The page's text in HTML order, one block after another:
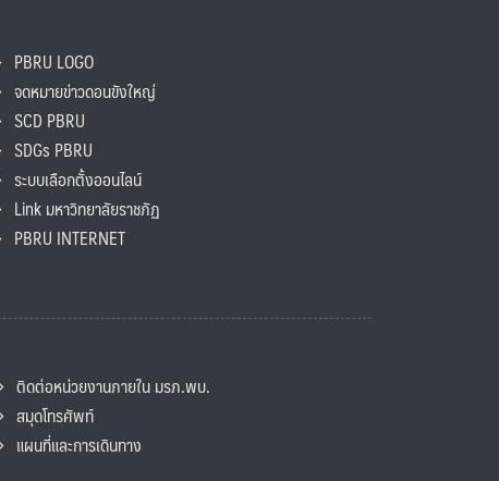
PBRU LOGO
จดหมายข่าวดอนขังใหญ่
SCD PBRU
SDGs PBRU
ระบบเลือกตั้งออนไลน์
Link มหาวิทยาลัยราชภัฏ
PBRU INTERNET
ติดต่อหน่วยงานภายใน มรภ.พบ.
สมุดโทรศัพท์
แผนที่และการเดินทาง